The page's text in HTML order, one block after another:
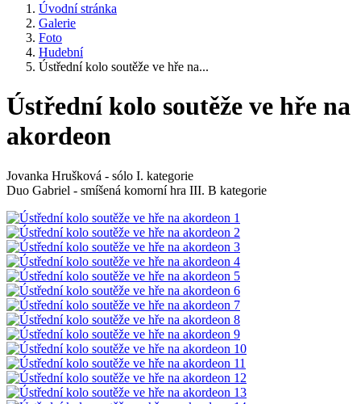
Úvodní stránka
Galerie
Foto
Hudební
Ústřední kolo soutěže ve hře na...
Ústřední kolo soutěže ve hře na
akordeon
Jovanka Hrušková - sólo I. kategorie
Duo Gabriel - smíšená komorní hra III. B kategorie